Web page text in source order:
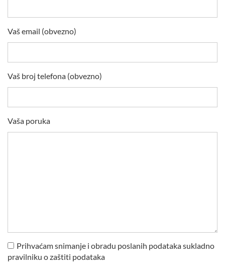
Vaš email (obvezno)
Vaš broj telefona (obvezno)
Vaša poruka
Prihvaćam snimanje i obradu poslanih podataka sukladno
pravilniku o zaštiti podataka